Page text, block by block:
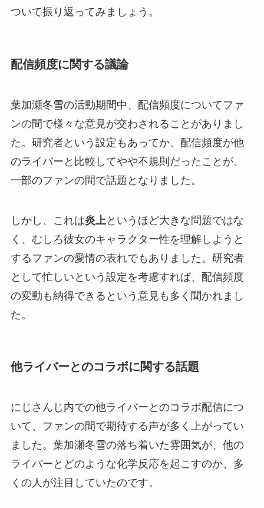
ついて振り返ってみましょう。
配信頻度に関する議論
葉加瀬冬雪の活動期間中、配信頻度についてファ
ンの間で様々な意見が交わされることがありまし
た。研究者という設定もあってか、配信頻度が他
のライバーと比較してやや不規則だったことが、
一部のファンの間で話題となりました。
しかし、これは炎上 というほど大きな問題ではな
く、むしろ彼女のキャラクター性を理解しようと
するファンの愛情の表れでもありました。研究者
として忙しいという設定を考慮すれば、配信頻度
の変動も納得できるという意見も多く聞かれまし
た。
他ライバーとのコラボに関する話題
にじさんじ内での他ライバーとのコラボ配信につ
いて、ファンの間で期待する声が多く上がってい
ました。葉加瀬冬雪の落ち着いた雰囲気が、他の
ライバーとどのような化学反応を起こすのか、多
くの人が注目していたのです。